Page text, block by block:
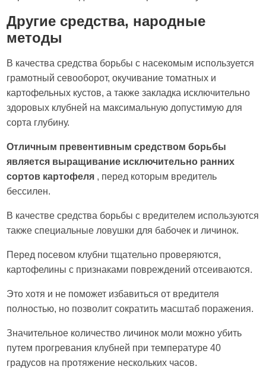
Другие средства, народные
методы
В качества средства борьбы с насекомым используется
грамотный севооборот, окучивание томатных и
картофельных кустов, а также закладка исключительно
здоровых клубней на максимальную допустимую для
сорта глубину.
Отличным превентивным средством борьбы
является выращивание исключительно ранних
сортов картофеля , перед которым вредитель
бессилен.
В качестве средства борьбы с вредителем используются
также специальные ловушки для бабочек и личинок.
Перед посевом клубни тщательно проверяются,
картофелины с признаками повреждений отсеиваются.
Это хотя и не поможет избавиться от вредителя
полностью, но позволит сократить масштаб поражения.
Значительное количество личинок моли можно убить
путем прогревания клубней при температуре 40
градусов на протяжение нескольких часов.